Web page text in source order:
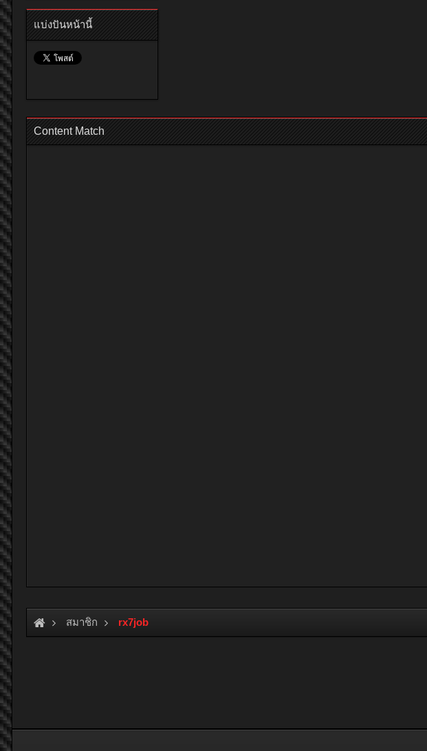
แบ่งปันหน้านี้
Content Match
สมาชิก rx7job